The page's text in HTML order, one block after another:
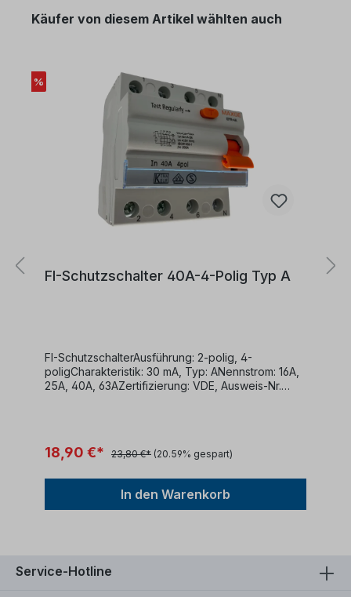
Käufer von diesem Artikel wählten auch
%
FI-Schutzschalter 40A-4-Polig Typ A
FI-SchutzschalterAusführung: 2-polig, 4-
poligCharakteristik: 30 mA, Typ: ANennstrom: 16A,
25A, 40A, 63AZertifizierung: VDE, Ausweis-Nr.
1:1994+A11:1998
18,90 €* 23,80 €* (20.59% gespart)
In den Warenkorb
Service-Hotline